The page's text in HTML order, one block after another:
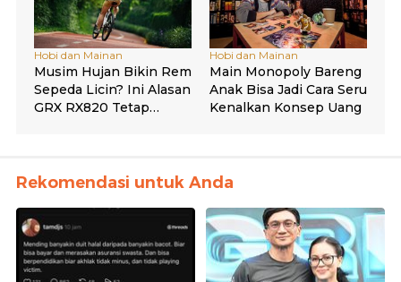
Rekomendasi untuk Anda